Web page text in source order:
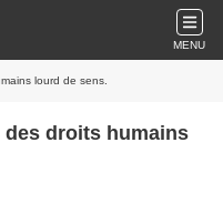
MENU
lourd de sens.
des droits humains